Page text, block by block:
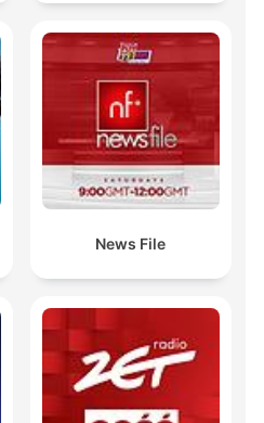
News File